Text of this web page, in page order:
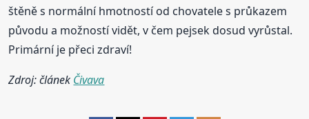
štěně s normální hmotností od chovatele s průkazem
původu a možností vidět, v čem pejsek dosud vyrůstal.
Primární je přeci zdraví!
Zdroj: článek Čivava